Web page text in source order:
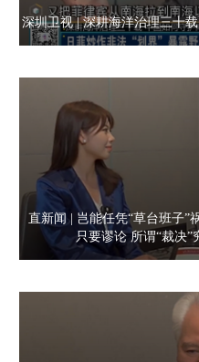
深圳卫视 | 深耕海洋治理三十
直新闻 | 岂能任凭“草台班子”
只要谬论 所谓“裁决”